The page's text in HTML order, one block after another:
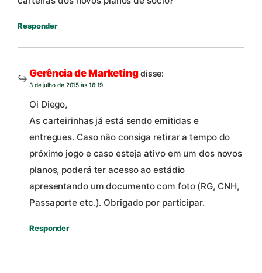
Responder
Gerência de Marketingdisse:
3 de julho de 2015 às 16:19
Oi Diego,
As carteirinhas já está sendo emitidas e
entregues. Caso não consiga retirar a tempo do
próximo jogo e caso esteja ativo em um dos novos
planos, poderá ter acesso ao estádio
apresentando um documento com foto (RG, CNH,
Passaporte etc.). Obrigado por participar.
Responder